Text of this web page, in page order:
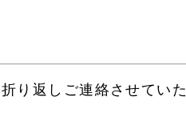
り返しご連絡させていた